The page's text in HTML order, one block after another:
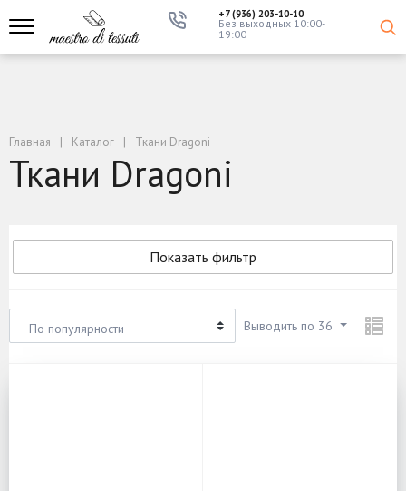
+7 (936) 203-10-10
Без выходных 10:00-
19:00
Главная Каталог Ткани Dragoni
Ткани Dragoni
Показать фильтр
По популярности Выводить по 36